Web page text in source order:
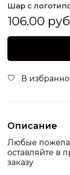
Шар с
106.00
В
Описание
Любые
оставляйте в
заказу